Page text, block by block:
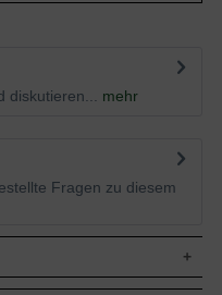
mehr
Fragen zu diesem